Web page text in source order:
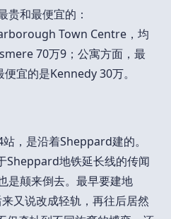
贵和最便宜的：
Town Centre，均
70万9；公寓方面，最
宜的是Kennedy 30万。
，是沿着Sheppard建的。
Sheppard地铁延长线的传闻
是颠来倒去。最早要建地
又说改成轻轨，再往后居然